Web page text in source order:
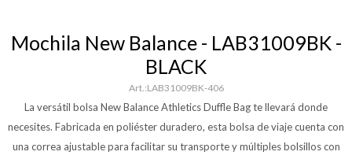
Mochila New Balance - LAB31009BK -
BLACK
LAB31009BK-406
La versátil bolsa New Balance Athletics Duffle Bag te llevará donde
necesites. Fabricada en poliéster duradero, esta bolsa de viaje cuenta con
una correa ajustable para facilitar su transporte y múltiples bolsillos con